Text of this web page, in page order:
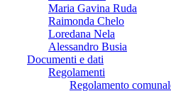
Maria Gavina Ruda
Raimonda Chelo
Loredana Nela
Alessandro Busia
Documenti e dati
Regolamenti
Regolamento